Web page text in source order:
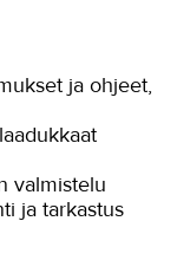
ja ohjeet,
valmistelu
ja tarkastus